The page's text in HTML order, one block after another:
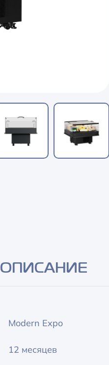
ОПИСАНИЕ
Modern Expo
12 месяцев